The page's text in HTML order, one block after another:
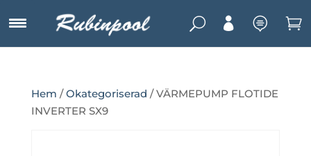
U   
Hem /Okategoriserad / VÄRMEPUMP FLOTIDE
INVERTER SX9